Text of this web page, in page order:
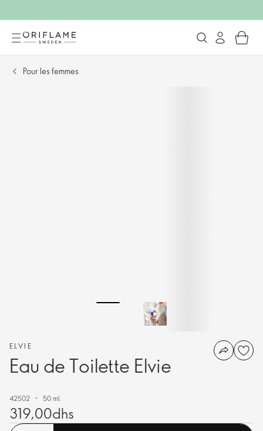
Pour les femmes
ELVIE
Eau de Toilette Elvie
42502 50 ml.
319,00dhs